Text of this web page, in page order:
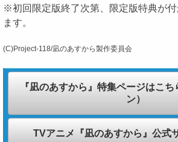
※初回限定版終了次第、限定版特典が付
ます。
(C)Project‐118/凪のあすから製作委員会
『凪のあすから』特集ページはこ
ン）
TVアニメ『凪のあすから』公式